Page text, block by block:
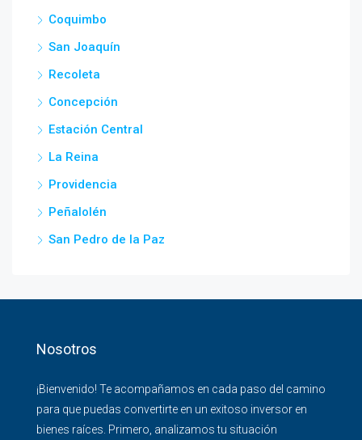
Coquimbo
San Joaquín
Recoleta
Concepción
Estación Central
La Reina
Providencia
Peñalolén
San Pedro de la Paz
Nosotros
¡Bienvenido! Te acompañamos en cada paso del camino
para que puedas convertirte en un exitoso inversor en
bienes raíces. Primero, analizamos tu situación